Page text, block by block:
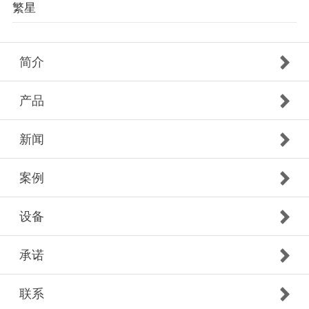
繁星
简介
产品
新闻
案例
设备
承诺
联系